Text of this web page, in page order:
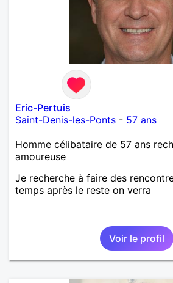
Eric-Pertuis
Saint-Denis-les-Ponts - 57 ans
Homme célibataire de 57 ans
amoureuse
Je recherche à faire des
temps après le reste on verra
Voir le profil